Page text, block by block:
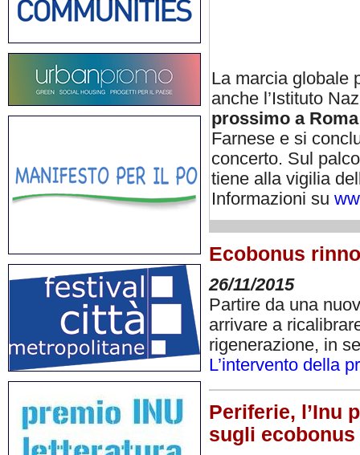
La marcia globale
anche l’Istituto
prossimo a Roma
Farnese e si
concerto. Sul
tiene alla vigilia
Informazioni su
Ecobonus
26/11/2015
Partire da una
arrivare a
rigenerazione, in
L’intervento della
Periferie, l’Inu
sugli ecobonus